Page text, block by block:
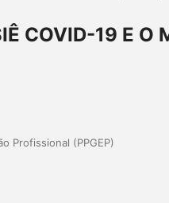
COVID-19 E O
Profissional (PPGEP)